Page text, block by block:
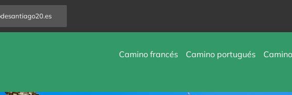
Camino francés Camino portugués